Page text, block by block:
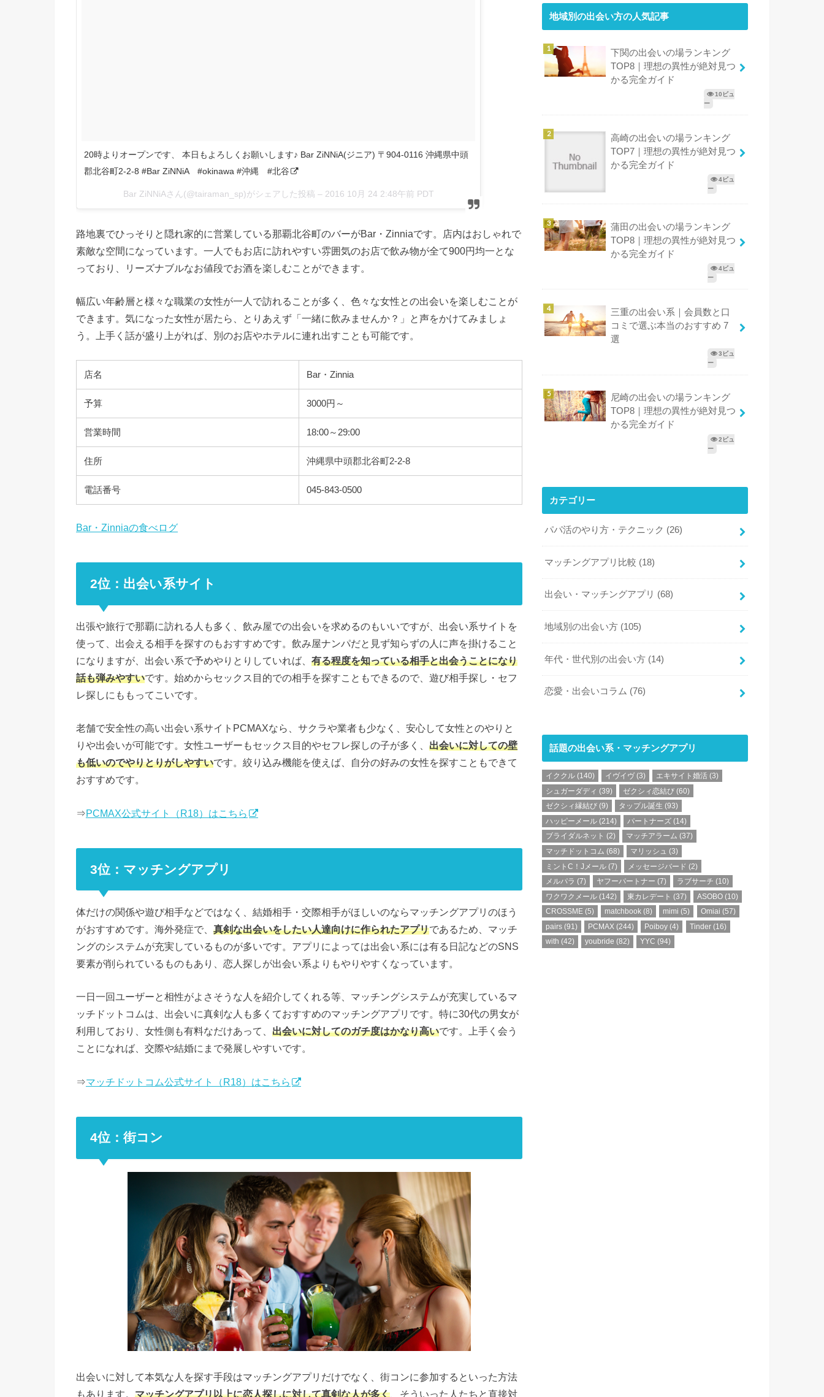
20時よりオープンです、 本日もよろしくお願いします♪ Bar ZiNNiA(ジニア) 〒904-0116 沖縄県中頭
郡北谷町2-2-8 #Bar ZiNNiA #okinawa #沖縄 #北谷
Bar ZiNNiAさん(@tairaman_sp)がシェアした投稿 – 2016 10月 24 2:48午前 PDT
路地裏でひっそりと隠れ家的に営業している那覇北谷町のバーがBar・Zinniaです。店内はおしゃれで
素敵な空間になっています。一人でもお店に訪れやすい雰囲気のお店で飲み物が全て900円均一とな
っており、リーズナブルなお値段でお酒を楽しむことができます。
幅広い年齢層と様々な職業の女性が一人で訪れることが多く、色々な女性との出会いを楽しむことが
できます。気になった女性が居たら、とりあえず「一緒に飲みませんか？」と声をかけてみましょ
う。上手く話が盛り上がれば、別のお店やホテルに連れ出すことも可能です。
店名 Bar・Zinnia
予算 3000円～
営業時間 18:00～29:00
住所 沖縄県中頭郡北谷町2-2-8
電話番号 045-843-0500
Bar・Zinniaの食べログ
2位：出会い系サイト
出張や旅行で那覇に訪れる人も多く、飲み屋での出会いを求めるのもいいですが、出会い系サイトを
使って、出会える相手を探すのもおすすめです。飲み屋ナンパだと見ず知らずの人に声を掛けること
になりますが、出会い系で予めやりとりしていれば、 有る程度を知っている相手と出会うことになり
話も弾みやすいです。始めからセックス目的での相手を探すこともできるので、遊び相手探し・セフ
レ探しにももってこいです。
老舗で安全性の高い出会い系サイトPCMAXなら、サクラや業者も少なく、安心して女性とのやりと
りや出会いが可能です。女性ユーザーもセックス目的やセフレ探しの子が多く、 出会いに対しての壁
も低いのでやりとりがしやすいです。絞り込み機能を使えば、自分の好みの女性を探すこともできて
おすすめです。
⇒PCMAX公式サイト（R18）はこちら
3位：マッチングアプリ
体だけの関係や遊び相手などではなく、結婚相手・交際相手がほしいのならマッチングアプリのほう
がおすすめです。海外発症で、 真剣な出会いをしたい人達向けに作られたアプリであるため、マッチ
ングのシステムが充実しているものが多いです。アプリによっては出会い系には有る日記などのSNS
要素が削られているものもあり、恋人探しが出会い系よりもやりやすくなっています。
一日一回ユーザーと相性がよさそうな人を紹介してくれる等、マッチングシステムが充実しているマ
ッチドットコムは、出会いに真剣な人も多くておすすめのマッチングアプリです。特に30代の男女が
利用しており、女性側も有料なだけあって、 出会いに対してのガチ度はかなり高いです。上手く会う
ことになれば、交際や結婚にまで発展しやすいです。
⇒マッチドットコム公式サイト（R18）はこちら
4位：街コン
出会いに対して本気な人を探す手段はマッチングアプリだけでなく、街コンに参加するといった方法
もあります。 マッチングアプリ以上に恋人探しに対して真剣な人が多く 、そういった人たちと直接対
地域別の出会い方の人気記事
下関の出会いの場ランキング
TOP8｜理想の異性が絶対見つ
かる完全ガイド
10ビュ
ー
高崎の出会いの場ランキング
TOP7｜理想の異性が絶対見つ
かる完全ガイド
4ビュ
ー
蒲田の出会いの場ランキング
TOP8｜理想の異性が絶対見つ
かる完全ガイド
4ビュ
ー
三重の出会い系｜会員数と口
コミで選ぶ本当のおすすめ 7
選
3ビュ
ー
尼崎の出会いの場ランキング
TOP8｜理想の異性が絶対見つ
かる完全ガイド
2ビュ
ー
カテゴリー
パパ活のやり方・テクニック (26)
マッチングアプリ比較 (18)
出会い・マッチングアプリ (68)
地域別の出会い方 (105)
年代・世代別の出会い方 (14)
恋愛・出会いコラム (76)
話題の出会い系・マッチングアプリ
イククル (140) イヴイヴ(3) エキサイト婚活 (3)
シュガーダディ (39) ゼクシィ恋結び (60)
ゼクシィ縁結び (9) タップル誕生 (93)
ハッピーメール (214) パートナーズ (14)
ブライダルネット (2) マッチアラーム (37)
マッチドットコム (68) マリッシュ (3)
ミントC！Jメール (7) メッセージバード (2)
メルパラ (7) ヤフーパートナー (7) ラブサーチ (10)
ワクワクメール (142) 東カレデート (37) ASOBO (10)
CROSSME (5) matchbook (8) mimi (5) Omiai (57)
pairs (91) PCMAX (244) Poiboy (4) Tinder(16)
with (42) youbride (82) YYC (94)